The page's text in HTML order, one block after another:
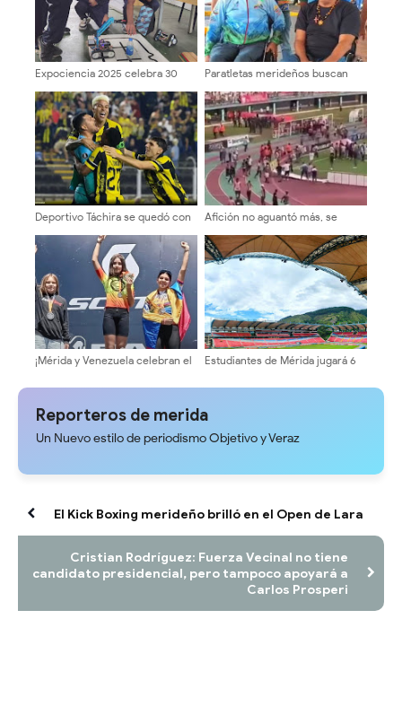
Expociencia 2025 celebra 30
Paratletas merideños buscan
Caracas
Deportivo Táchira se quedó con
Afición no aguantó más, se
derrota de Estudiantes de
Mérida con el último de la tabla
​¡Mérida y Venezuela celebran el
Estudiantes de Mérida jugará 6
Reporteros de merida
Un Nuevo estilo de periodismo Objetivo y Veraz
El Kick Boxing merideño brilló en el Open de Lara
Cristian Rodríguez: Fuerza Vecinal no tiene
candidato presidencial, pero tampoco apoyará a
Carlos Prosperi